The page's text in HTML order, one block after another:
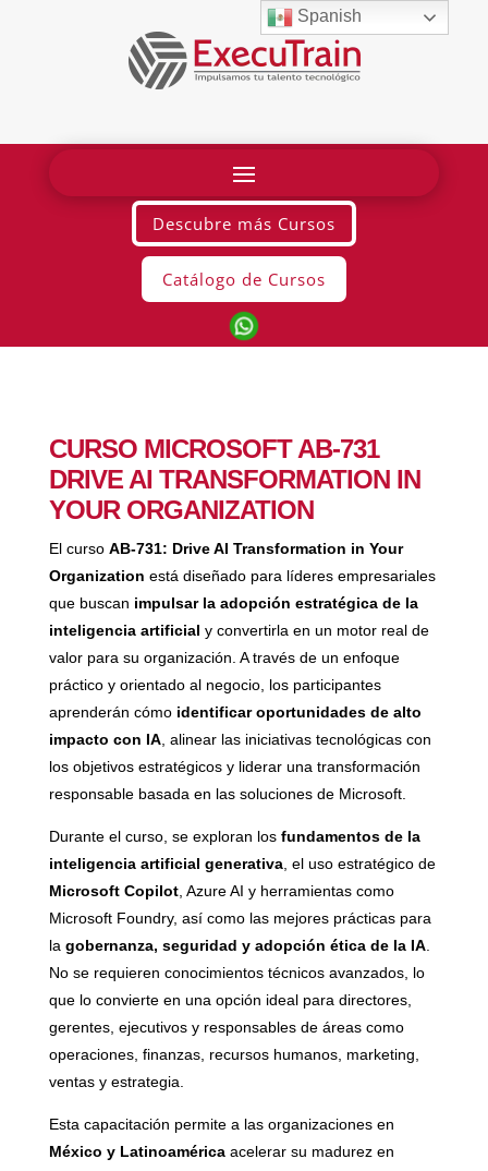
Descubre más Cursos
Catálogo de Cursos
CURSO MICROSOFT AB-731
DRIVE AI TRANSFORMATION IN
YOUR ORGANIZATION
El curso AB-731: Drive AI Transformation in Your
Organization está diseñado para líderes empresariales
que buscan impulsar la adopción estratégica de la
inteligencia artificial y convertirla en un motor real de
valor para su organización. A través de un enfoque
práctico y orientado al negocio, los participantes
aprenderán cómo identificar oportunidades de alto
impacto con IA, alinear las iniciativas tecnológicas con
los objetivos estratégicos y liderar una transformación
responsable basada en las soluciones de Microsoft.
Durante el curso, se exploran los fundamentos de la
inteligencia artificial generativa, el uso estratégico de
Microsoft Copilot, Azure AI y herramientas como
Microsoft Foundry, así como las mejores prácticas para
la gobernanza, seguridad y adopción ética de la IA.
No se requieren conocimientos técnicos avanzados, lo
que lo convierte en una opción ideal para directores,
gerentes, ejecutivos y responsables de áreas como
operaciones, finanzas, recursos humanos, marketing,
ventas y estrategia.
Esta capacitación permite a las organizaciones en
México y Latinoaméricaacelerar su madurez en
Spanish